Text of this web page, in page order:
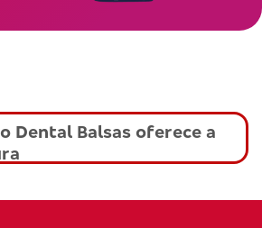
Dental Balsas oferece a